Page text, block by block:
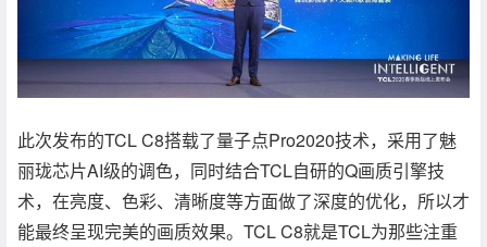
此次发布的TCL C8搭载了量子点Pro2020技术，采用了魅
丽珑芯片AI级的调色，同时结合TCL自研的Q画质引擎技
术，在亮度、色彩、清晰度等方面做了深度的优化，所以才
能最终呈现完美的画质效果。TCL C8就是TCL为那些注重